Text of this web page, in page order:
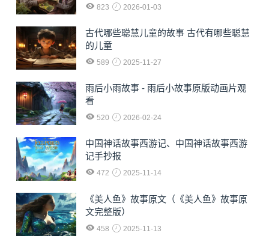
823 2026-01-03
古代哪些聪慧儿童的故事 古代有哪些聪慧
的儿童
589 2025-11-27
雨后小雨故事 - 雨后小故事原版动画片观
看
520 2026-02-24
中国神话故事西游记、中国神话故事西游
记手抄报
472 2025-11-14
《美人鱼》故事原文（《美人鱼》故事原
文完整版）
458 2025-11-13